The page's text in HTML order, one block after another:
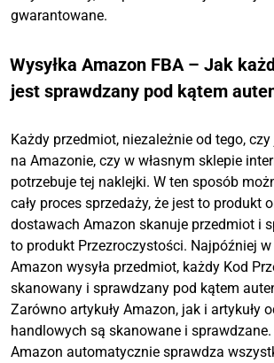
gwarantowane.
Wysyłka Amazon FBA – Jak
jest sprawdzany pod kątem
Każdy przedmiot, niezależnie od tego,
na Amazonie, czy w własnym sklepie
potrzebuje tej naklejki. W ten sposób
cały proces sprzedaży, że jest to produkt
dostawach Amazon skanuje przedmiot i
to produkt Przezroczystości. Najpóźniej
Amazon wysyła przedmiot, każdy Kod
skanowany i sprawdzany pod kątem
Zarówno artykuły Amazon, jak i artykuły
handlowych są skanowane i
Amazon automatycznie sprawdza